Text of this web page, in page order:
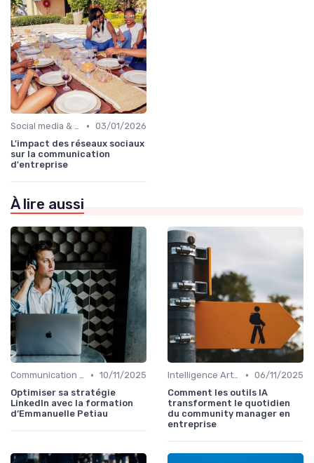
Social media & e-réputation • 03/01/2026
L'impact des réseaux sociaux
sur la communication
d'entreprise
À lire aussi
Communication digitale & omnicanale • 10/11/2025
Optimiser sa stratégie
LinkedIn avec la formation
d’Emmanuelle Petiau
Intelligence Artificielle en communication • 06/11/2025
Comment les outils IA
transforment le quotidien
du community manager en
entreprise